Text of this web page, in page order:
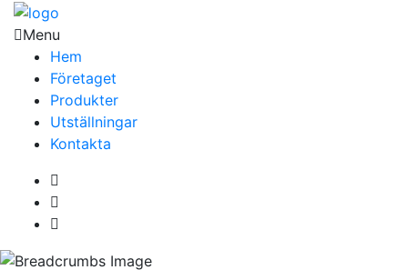
Menu
Hem
Företaget
Produkter
Utställningar
Kontakta